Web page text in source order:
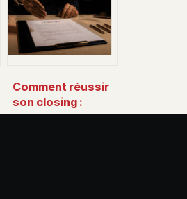
Comment réussir
son closing :
psychologie,